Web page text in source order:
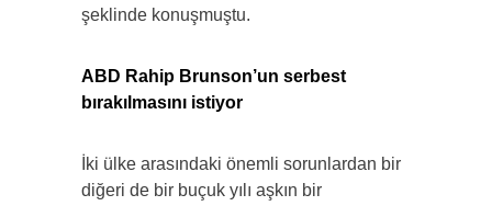
şeklinde konuşmuştu.
ABD Rahip Brunson’un serbest
bırakılmasını istiyor
İki ülke arasındaki önemli sorunlardan bir
diğeri de bir buçuk yılı aşkın bir